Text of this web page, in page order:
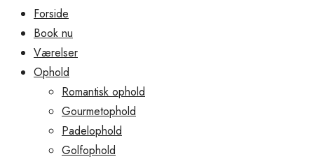
Forside
Book nu
Værelser
Ophold
Romantisk ophold
Gourmetophold
Padelophold
Golfophold